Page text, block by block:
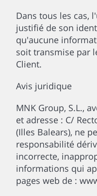
Dans tous les cas,
justifié de son
qu'aucune
soit transmise par
Client.
Avis juridique
MNK Group, S.L.,
et adresse : C/
(Illes Balears), ne
responsabilité
incorrecte,
informations qui
pages web de :